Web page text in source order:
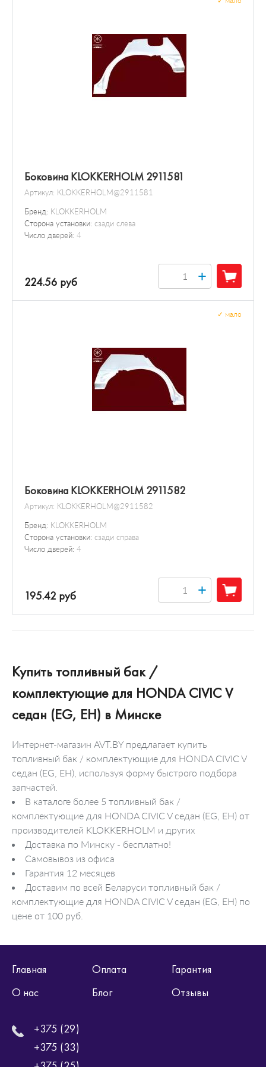
Боковина KLOKKERHOLM 2911581
Артикул: KLOKKERHOLM@2911581
Бренд: KLOKKERHOLM
Сторона установки: сзади слева
Число дверей: 4
224.56 руб +
Боковина KLOKKERHOLM 2911582
Артикул: KLOKKERHOLM@2911582
Бренд: KLOKKERHOLM
Сторона установки: сзади справа
Число дверей: 4
мало
195.42 руб +
Купить топливный бак /
комплектующие для HONDA CIVIC V
седан (EG, EH) в Минске
Интернет-магазин AVT.BY предлагает купить
топливный бак / комплектующие для HONDA CIVIC V
седан (EG, EH), используя форму быстрого подбора
запчастей.
В каталоге более 5 топливный бак /
комплектующие для HONDA CIVIC V седан (EG, EH) от
производителей KLOKKERHOLM и других
Доставка по Минску - бесплатно!
Самовывоз из офиса
Гарантия 12 месяцев
Доставим по всей Беларуси топливный бак /
комплектующие для HONDA CIVIC V седан (EG, EH) по
цене от 100 руб.
Главная Оплата
Гарантия
О нас
Блог Отзывы
+375 (29)
+375 (33)